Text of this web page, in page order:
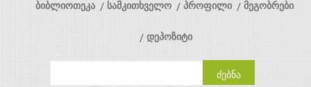
ბიბლიოთეკა სამკითხველო პროფილი მეგობრები
დეპოზიტი